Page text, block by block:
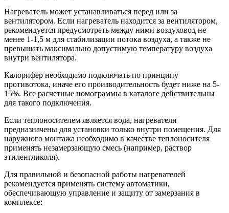
Нагреватель может устанавливаться перед или за
вентилятором. Если нагреватель находится за вентилятором,
рекомендуется предусмотреть между ними воздуховод не
менее 1-1,5 м для стабилизации потока воздуха, а также не
превышать максимально допустимую температуру воздуха
внутри вентилятора.
Калорифер необходимо подключать по принципу
противотока, иначе его производительность будет ниже на 5-
15%. Все расчетные номограммы в каталоге действительны
для такого подключения.
Если теплоносителем является вода, нагреватели
предназначены для установки только внутри помещения. Для
наружного монтажа необходимо в качестве теплоносителя
применять незамерзающую смесь (например, раствор
этиленгликоля).
Для правильной и безопасной работы нагревателей
рекомендуется применять систему автоматики,
обеспечивающую управление и защиту от замерзания в
комплексе: